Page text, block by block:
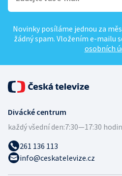
Novinky posíláme jednou za
žádný spam. Vložením e-mailu
osobních